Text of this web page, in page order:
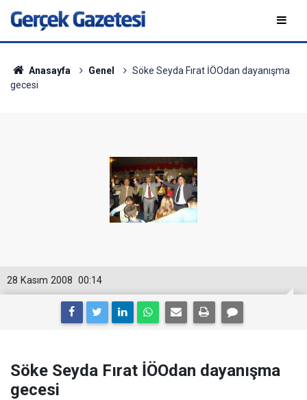
Anasayfa Genel
Söke Seyda Fırat İÖOdan dayanışma
gecesi
00:14
28 Kasım 2008
Söke Seyda Fırat İÖOdan dayanışma
gecesi